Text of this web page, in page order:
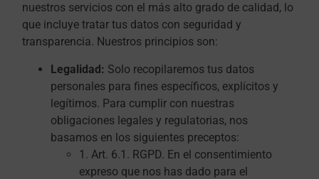
nuestros servicios con el más alto grado de calidad, lo
que incluye tratar tus datos con seguridad y
transparencia. Nuestros principios son:
Legalidad: Solo recopilaremos tus datos
personales para fines específicos, explícitos y
legítimos. Para cumplir con nuestras
obligaciones legales y regulatorias, nos
basamos en los siguientes preceptos:
1. Art. 6.1. RGPD. En el consentimiento
expreso que nos has dado para el